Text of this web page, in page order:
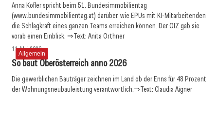
Anna Kofler spricht beim 51. Bundesimmobilientag
(www.bundesimmobilientag.at) darüber, wie EPUs mit KI-Mitarbeitenden
die Schlagkraft eines ganzen Teams erreichen können. Der OIZ gab sie
vorab einen Einblick. ⇒Text: Anita Orthner
Allgemein
11. Mai 2026
So baut Oberösterreich anno 2026
Die gewerblichen Bauträger zeichnen im Land ob der Enns für 48 Prozent
der Wohnungsneubauleistung verantwortlich.⇒Text: Claudia Aigner